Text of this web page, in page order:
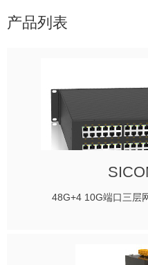
产品列表
48G+4 10G端口三层